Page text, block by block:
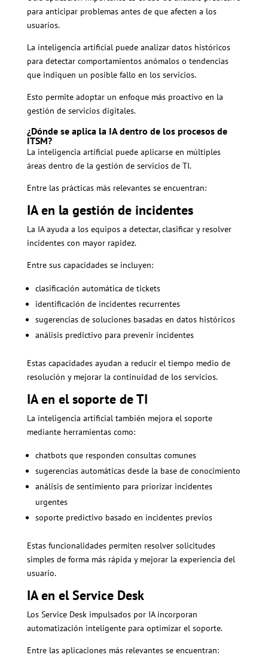
para anticipar problemas antes de que afecten a los
usuarios.
La inteligencia artificial puede analizar datos históricos
para detectar comportamientos anómalos o tendencias
que indiquen un posible fallo en los servicios.
Esto permite adoptar un enfoque más proactivo en la
gestión de servicios digitales.
¿Dónde se aplica la IA dentro de los procesos de
ITSM?
La inteligencia artificial puede aplicarse en múltiples
áreas dentro de la gestión de servicios de TI.
Entre las prácticas más relevantes se encuentran:
IA en la gestión de incidentes
La IA ayuda a los equipos a detectar, clasificar y resolver
incidentes con mayor rapidez.
Entre sus capacidades se incluyen:
clasificación automática de tickets
identificación de incidentes recurrentes
sugerencias de soluciones basadas en datos históricos
análisis predictivo para prevenir incidentes
Estas capacidades ayudan a reducir el tiempo medio de
resolución y mejorar la continuidad de los servicios.
IA en el soporte de TI
La inteligencia artificial también mejora el soporte
mediante herramientas como:
chatbots que responden consultas comunes
sugerencias automáticas desde la base de conocimiento
análisis de sentimiento para priorizar incidentes
urgentes
soporte predictivo basado en incidentes previos
Estas funcionalidades permiten resolver solicitudes
simples de forma más rápida y mejorar la experiencia del
usuario.
IA en el Service Desk
Los Service Desk impulsados por IA incorporan
automatización inteligente para optimizar el soporte.
Entre las aplicaciones más relevantes se encuentran: